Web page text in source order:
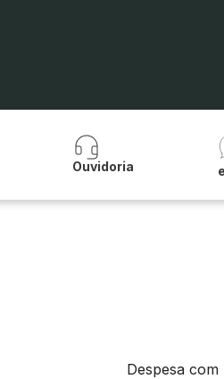
Ouvidoria
Despesa com